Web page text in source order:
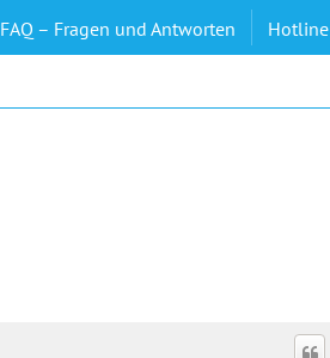
FAQ – Fragen und Antworten Hotline